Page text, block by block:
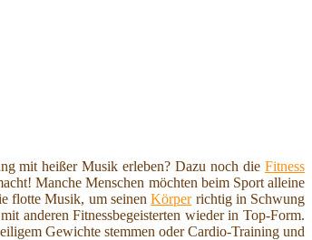
mit heißer Musik erleben? Dazu noch dieFitness
Manche Menschen möchten beim Sport alleine
flotte Musik, um seinenKörperrichtig in Schwung
anderen Fitnessbegeisterten wieder in Top-Form.
Gewichte stemmen oder Cardio-Training und